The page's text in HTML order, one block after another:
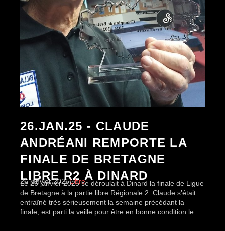
26.JAN.25 - CLAUDE
ANDRÉANI REMPORTE LA
FINALE DE BRETAGNE
LIBRE R2 À DINARD
26 janvier 2025Libre
Le 26 janvier 2025 se déroulait à Dinard la finale de Ligue
de Bretagne à la partie libre Régionale 2. Claude s’était
entraîné très sérieusement la semaine précédant la
finale, est parti la veille pour être en bonne condition le...